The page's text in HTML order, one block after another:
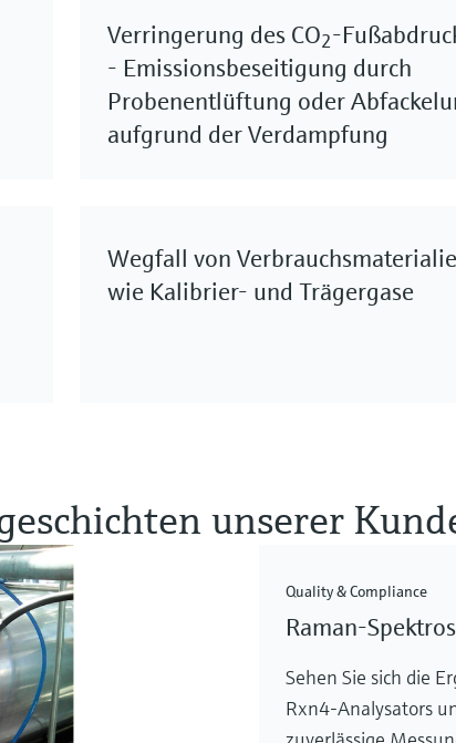
Verringerung des CO2-
- Emissionsbeseitigung durch
Probenentlüftung oder
aufgrund der Verdampfung
Wegfall von
wie Kalibrier- und Trägergase
unserer
Quality & Compliance
Raman-
Sehen Sie sich die
Rxn4-Analysators